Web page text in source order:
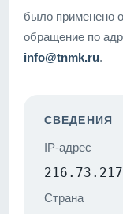
было применено
обращение по
info@tnmk.ru.
СВЕДЕНИЯ
IP-адрес
Страна